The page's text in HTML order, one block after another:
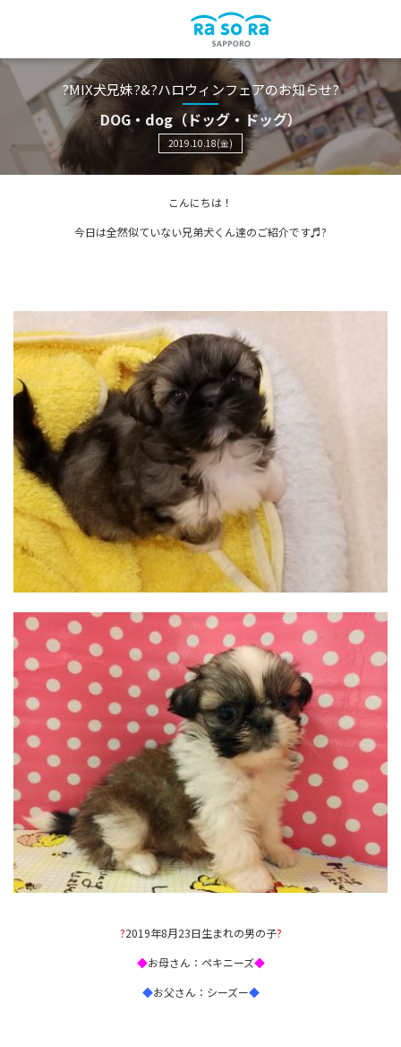
?MIX犬兄妹?&?ハロウィンフェアのお知らせ?
DOG・dog（ドッグ・ドッグ）
2019.10.18(金)
こんにちは！
今日は全然似ていない兄弟犬くん達のご紹介です♬?
?2019年8月23日生まれの男の子?
◆お母さん：ペキニーズ◆
◆お父さん：シーズー◆